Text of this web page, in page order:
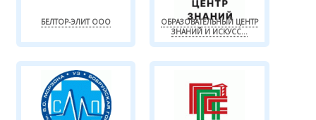
БЕЛТОР-ЭЛИТ ООО
ОБРАЗОВАТЕЛЬНЫЙ ЦЕНТР
ЗНАНИЙ И ИСКУСС...